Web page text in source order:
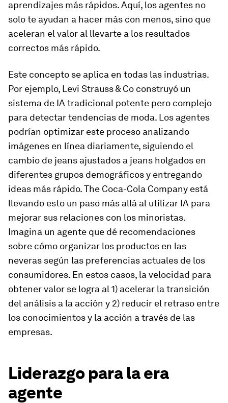
aprendizajes más rápidos. Aquí, los agentes no
solo te ayudan a hacer más con menos, sino que
aceleran el valor al llevarte a los resultados
correctos más rápido.
Este concepto se aplica en todas las industrias.
Por ejemplo, Levi Strauss & Co construyó un
sistema de IA tradicional potente pero complejo
para detectar tendencias de moda. Los agentes
podrían optimizar este proceso analizando
imágenes en línea diariamente, siguiendo el
cambio de jeans ajustados a jeans holgados en
diferentes grupos demográficos y entregando
ideas más rápido. The Coca-Cola Company está
llevando esto un paso más allá al utilizar IA para
mejorar sus relaciones con los minoristas.
Imagina un agente que dé recomendaciones
sobre cómo organizar los productos en las
neveras según las preferencias actuales de los
consumidores. En estos casos, la velocidad para
obtener valor se logra al 1) acelerar la transición
del análisis a la acción y 2) reducir el retraso entre
los conocimientos y la acción a través de las
empresas.
Liderazgo para la era
agente